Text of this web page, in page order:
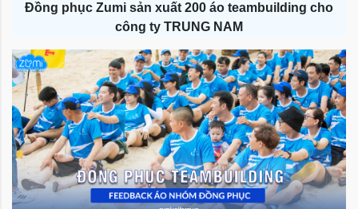
Đồng phục Zumi sản xuất 200 áo teambuilding cho
công ty TRUNG NAM